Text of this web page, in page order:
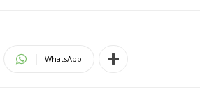
WhatsApp